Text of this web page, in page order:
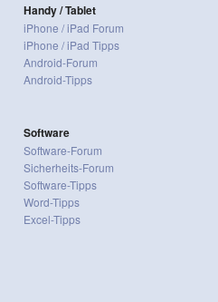
Handy / Tablet
iPhone / iPad Forum
iPhone / iPad Tipps
Android-Forum
Android-Tipps
Software
Software-Forum
Sicherheits-Forum
Software-Tipps
Word-Tipps
Excel-Tipps